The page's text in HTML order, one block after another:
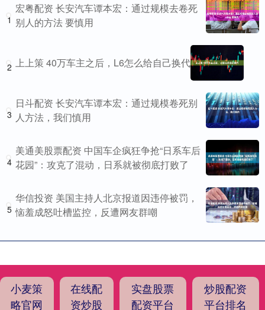
1
宏粤配资 长安汽车谭本宏：通过规模去卷死
别人的方法 要慎用
2 上上策 40万车主之后，L6怎么给自己换代
3
日斗配资 长安汽车谭本宏：通过规模卷死别
人方法，我们慎用
4
美通美股票配资 中国车企疯狂争抢“日系车后
花园”：攻克了混动，日系就被彻底打败了
5
华信投资 美国主持人北京报道因违停被罚，
恼羞成怒吐槽监控，反遭网友群嘲
小麦策
略官网
在线配
资炒股
实盘股票
配资平台
炒股配资
平台排名